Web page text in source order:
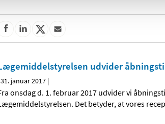
udvider
31. januar 2017 |
onsdag d. 1. februar 2017 udvider vi
Det betyder, at vores